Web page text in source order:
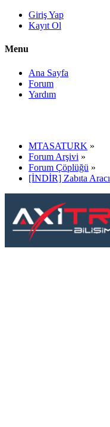
Giriş Yap
Kayıt Ol
Menu
Ana Sayfa
Forum
Yardım
MTASATURK »
Forum Arşivi »
Forum Çöplüğü »
[İNDİR] Zabıta Aracı